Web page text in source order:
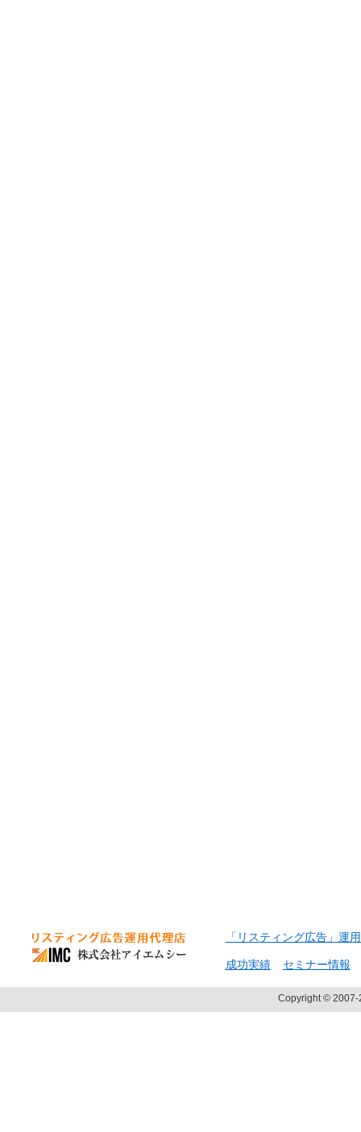
「リスティング広告」運
成功実績 セミナー情報
Copyright © 2007-